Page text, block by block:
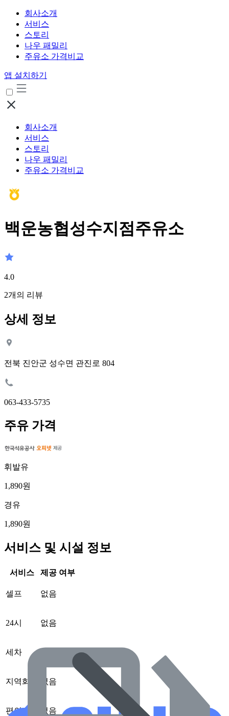
회사소개
서비스
스토리
나우 패밀리
주유소 가격비교
앱 설치하기
회사소개
서비스
스토리
나우 패밀리
주유소 가격비교
백운농협성수지점주유소
4.0
2개의 리뷰
상세 정보
전북 진안군 성수면 관진로 804
063-433-5735
주유 가격
휘발유
1,890원
경유
1,890원
서비스 및 시설 정보
서비스 제공 여부
셀프 없음
24시 없음
세차
지역화폐 없음
편의점 없음